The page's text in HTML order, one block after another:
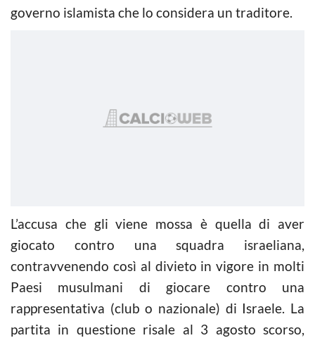
governo islamista che lo considera un traditore.
L’accusa che gli viene mossa è quella di aver
giocato contro una squadra israeliana,
contravvenendo così al divieto in vigore in molti
Paesi musulmani di giocare contro una
rappresentativa (club o nazionale) di Israele. La
partita in questione risale al 3 agosto scorso,